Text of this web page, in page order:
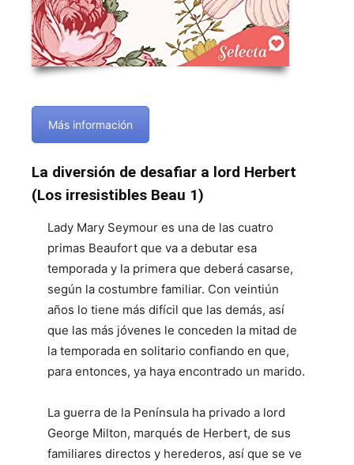
Más información
La diversión de desafiar a lord Herbert
(Los irresistibles Beau 1)
Lady Mary Seymour es una de las cuatro
primas Beaufort que va a debutar esa
temporada y la primera que deberá casarse,
según la costumbre familiar. Con veintiún
años lo tiene más difícil que las demás, así
que las más jóvenes le conceden la mitad de
la temporada en solitario confiando en que,
para entonces, ya haya encontrado un marido.
La guerra de la Península ha privado a lord
George Milton, marqués de Herbert, de sus
familiares directos y herederos, así que se ve